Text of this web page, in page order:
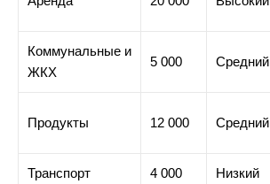
Коммунальные и
ЖКХ
5 000 Средний
Продукты 12 000 Средний
Транспорт 4 000 Низкий